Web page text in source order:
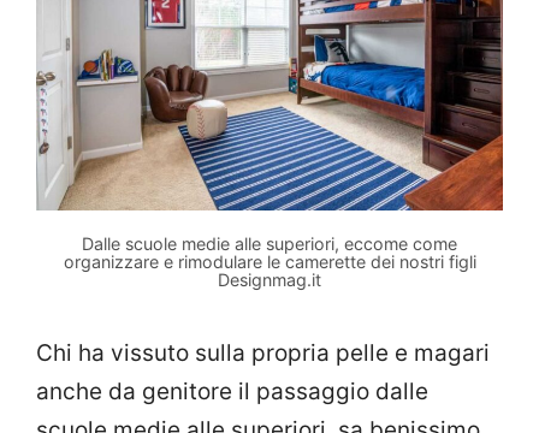
Dalle scuole medie alle superiori, eccome come
organizzare e rimodulare le camerette dei nostri figli
Designmag.it
Chi ha vissuto sulla propria pelle e magari
anche da genitore il passaggio dalle